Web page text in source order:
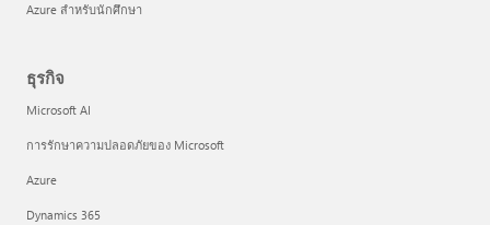
Azure สำหรับนักศึกษา
ธุรกิจ
Microsoft AI
การรักษาความปลอดภัยของ Microsoft
Azure
Dynamics 365